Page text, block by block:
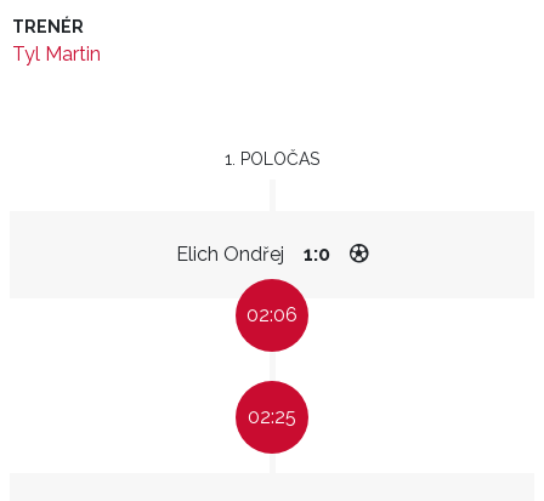
TRENÉR
Tyl Martin
1. POLOČAS
Elich Ondřej 1:0
02:06
02:25